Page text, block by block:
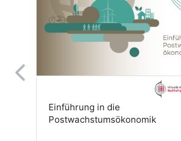
Einführung in die
Postwachstumsökonomik
Previous